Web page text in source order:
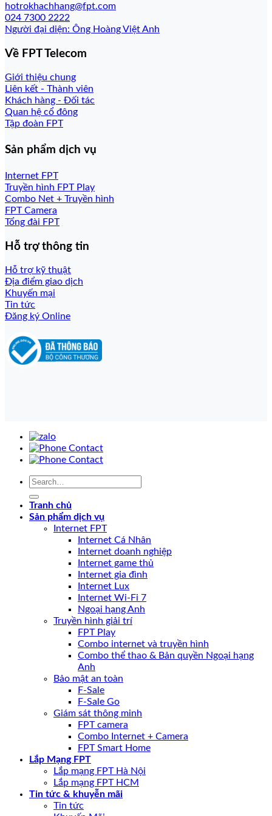
hotrokhachhang@fpt.com
024 7300 2222
Người đại diện: Ông Hoàng Việt Anh
Về FPT Telecom
Giới thiệu chung
Liên kết - Thành viên
Khách hàng - Đối tác
Quan hệ cổ đông
Tập đoàn FPT
Sản phẩm dịch vụ
Internet FPT
Truyền hình FPT Play
Combo Net + Truyền hình
FPT Camera
Tổng đài FPT
Hỗ trợ thông tin
Hỗ trợ kỹ thuật
Địa điểm giao dịch
Khuyến mại
Tin tức
Đăng ký Online
Tranh chủ
Sản phẩm dịch vụ
Internet FPT
Internet Cá Nhân
Internet doanh nghiệp
Internet game thủ
Internet gia đình
Internet Lux
Internet Wi-Fi 7
Ngoại hạng Anh
Truyền hình giải trí
FPT Play
Combo internet và truyền hình
Combo thể thao & Bản quyền Ngoại hạng
Anh
Bảo mật an toàn
F-Sale
F-Sale Go
Giám sát thông minh
FPT camera
Combo Internet + Camera
FPT Smart Home
Lắp Mạng FPT
Lắp mạng FPT Hà Nội
Lắp mạng FPT HCM
Tin tức & khuyễn mãi
Tin tức